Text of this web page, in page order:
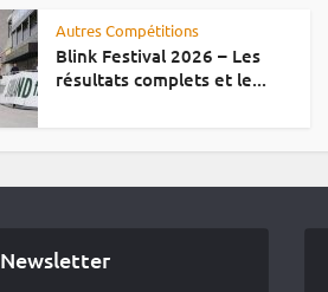
Autres Compétitions
Blink Festival 2026 – Les
résultats complets et le...
Newsletter